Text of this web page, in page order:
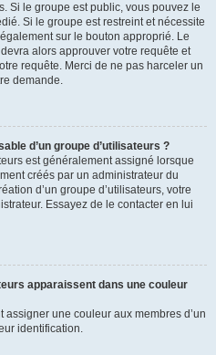
Si le groupe est public, vous pouvez le
Si le groupe est restreint et nécessite
sur le bouton approprié. Le
alors approuver votre requête et
requête. Merci de ne pas harceler un
demande.
d’un groupe d’utilisateurs ?
est généralement assigné lorsque
créés par un administrateur du
d’un groupe d’utilisateurs, votre
Essayez de le contacter en lui
apparaissent dans une couleur
une couleur aux membres d’un
identification.